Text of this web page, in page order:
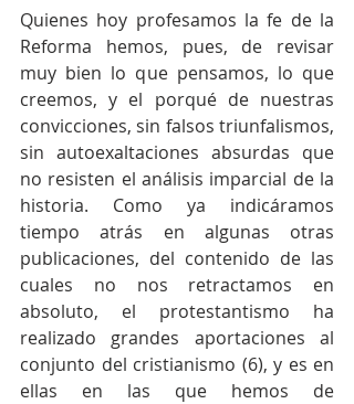
Quienes hoy profesamos la fe de la
Reforma hemos, pues, de revisar
muy bien lo que pensamos, lo que
creemos, y el porqué de nuestras
convicciones, sin falsos triunfalismos,
sin autoexaltaciones absurdas que
no resisten el análisis imparcial de la
historia. Como ya indicáramos
tiempo atrás en algunas otras
publicaciones, del contenido de las
cuales no nos retractamos en
absoluto, el protestantismo ha
realizado grandes aportaciones al
conjunto del cristianismo (6), y es en
ellas en las que hemos de